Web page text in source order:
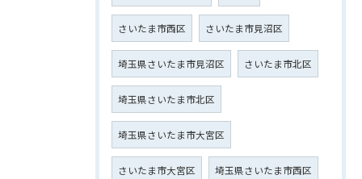
さいたま市西区 さいたま市見沼区
埼玉県さいたま市見沼区 さいたま市北区
埼玉県さいたま市北区
埼玉県さいたま市大宮区
さいたま市大宮区 埼玉県さいたま市西区